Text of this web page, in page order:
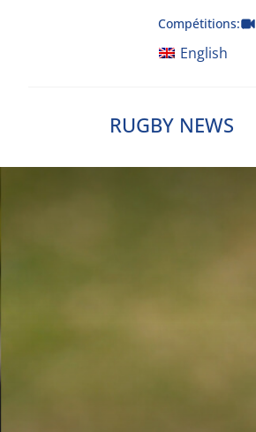
Compétitions:
English
RUGBY NEWS